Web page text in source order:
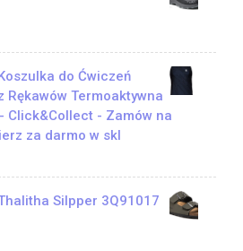
do Ćwiczeń
Rękawów Termoaktywna
- Click&Collect - Zamów na
za darmo w skl
Silpper 3Q91017